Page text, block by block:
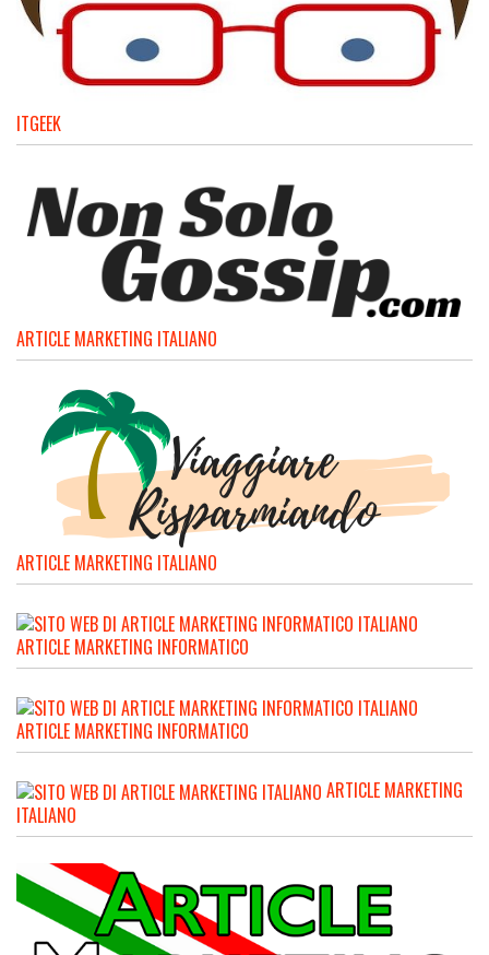
ITGEEK
ARTICLE MARKETING ITALIANO
ARTICLE MARKETING ITALIANO
ARTICLE MARKETING INFORMATICO
ARTICLE MARKETING INFORMATICO
ARTICLE MARKETING
ITALIANO